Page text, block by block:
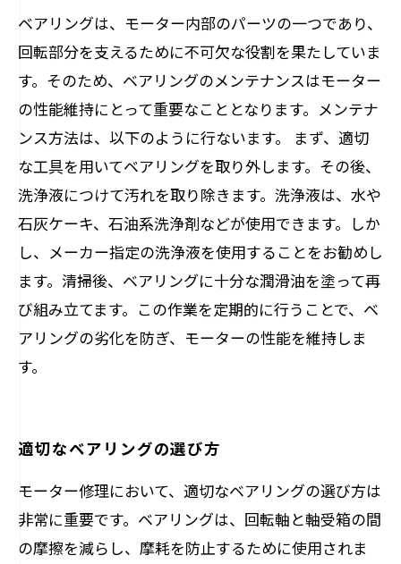
ベアリングは、モーター内部のパーツの一つであり、
回転部分を支えるために不可欠な役割を果たしていま
す。そのため、ベアリングのメンテナンスはモーター
の性能維持にとって重要なこととなります。メンテナ
ンス方法は、以下のように行ないます。 まず、適切
な工具を用いてベアリングを取り外します。その後、
洗浄液につけて汚れを取り除きます。洗浄液は、水や
石灰ケーキ、石油系洗浄剤などが使用できます。しか
し、メーカー指定の洗浄液を使用することをお勧めし
ます。清掃後、ベアリングに十分な潤滑油を塗って再
び組み立てます。この作業を定期的に行うことで、ベ
アリングの劣化を防ぎ、モーターの性能を維持しま
す。
適切なベアリングの選び方
モーター修理において、適切なベアリングの選び方は
非常に重要です。ベアリングは、回転軸と軸受箱の間
の摩擦を減らし、摩耗を防止するために使用されま